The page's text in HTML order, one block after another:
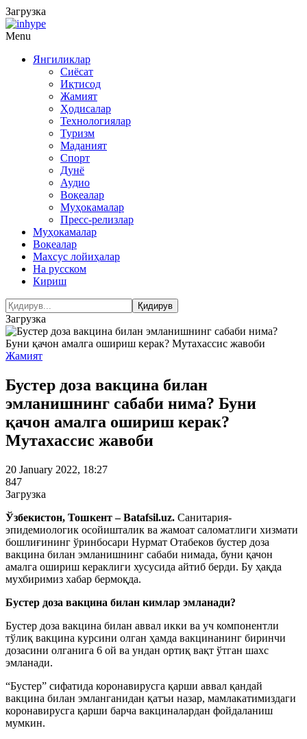
Загрузка
Menu
Янгиликлар
Сиёсат
Иқтисод
Жамият
Ҳодисалар
Технологиялар
Туризм
Маданият
Спорт
Дунё
Аудио
Воқеалар
Муҳокамалар
Пресс-релизлар
Муҳокамалар
Воқеалар
Махсус лойиҳалар
На русском
Кириш
Загрузка
Жамият
Бустер доза вакцина билан
эмланишнинг сабаби нима? Буни
қачон амалга ошириш керак?
Мутахассис жавоби
20 January 2022, 18:27
847
Загрузка
Ўзбекистон, Тошкент – Batafsil.uz. Санитария-
эпидемиологик осойишталик ва жамоат саломатлиги хизмати
бошлиғининг ўринбосари Нурмат Отабеков бустер доза
вакцина билан эмланишнинг сабаби нимада, буни қачон
амалга ошириш кераклиги хусусида айтиб берди. Бу ҳақда
мухбиримиз хабар бермоқда.
Бустер доза вакцина билан кимлар эмланади?
Бустер доза вакцина билан аввал икки ва уч компонентли
тўлиқ вакцина курсини олган ҳамда вакцинанинг биринчи
дозасини олганига 6 ой ва ундан ортиқ вақт ўтган шахс
эмланади.
“Бустер” сифатида коронавирусга қарши аввал қандай
вакцина билан эмланганидан қатъи назар, мамлакатимиздаги
коронавирусга қарши барча вакциналардан фойдаланиш
мумкин.